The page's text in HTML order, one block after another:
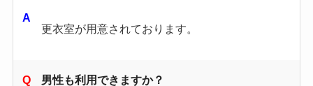
更衣室が用意されております。
男性も利用できますか？